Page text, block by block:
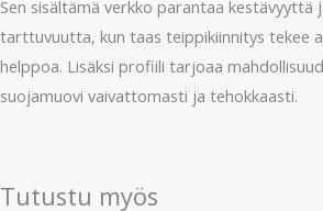
Sen sisältämä verkko parantaa kestävyyttä
tarttuvuutta, kun taas teippikiinnitys tekee
helppoa. Lisäksi profiili tarjoaa
suojamuovi vaivattomasti ja tehokkaasti.
Tutustu myös